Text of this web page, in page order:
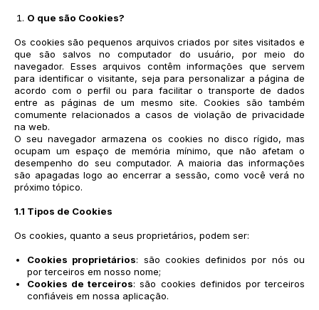
O que são Cookies?
Os cookies são pequenos arquivos criados por sites visitados e
que são salvos no computador do usuário, por meio do
navegador. Esses arquivos contêm informações que servem
para identificar o visitante, seja para personalizar a página de
acordo com o perfil ou para facilitar o transporte de dados
entre as páginas de um mesmo site. Cookies são também
comumente relacionados a casos de violação de privacidade
na web.
O seu navegador armazena os cookies no disco rígido, mas
ocupam um espaço de memória mínimo, que não afetam o
desempenho do seu computador. A maioria das informações
são apagadas logo ao encerrar a sessão, como você verá no
próximo tópico.
1.1 Tipos de Cookies
Os cookies, quanto a seus proprietários, podem ser:
Cookies proprietários: são cookies definidos por nós ou
por terceiros em nosso nome;
Cookies de terceiros: são cookies definidos por terceiros
confiáveis em nossa aplicação.